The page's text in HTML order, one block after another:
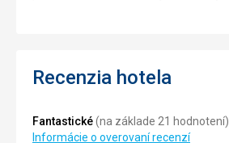
Recenzia hotela
Fantastické(na základe 21 hodnotení)
Informácie o overovaní recenzí